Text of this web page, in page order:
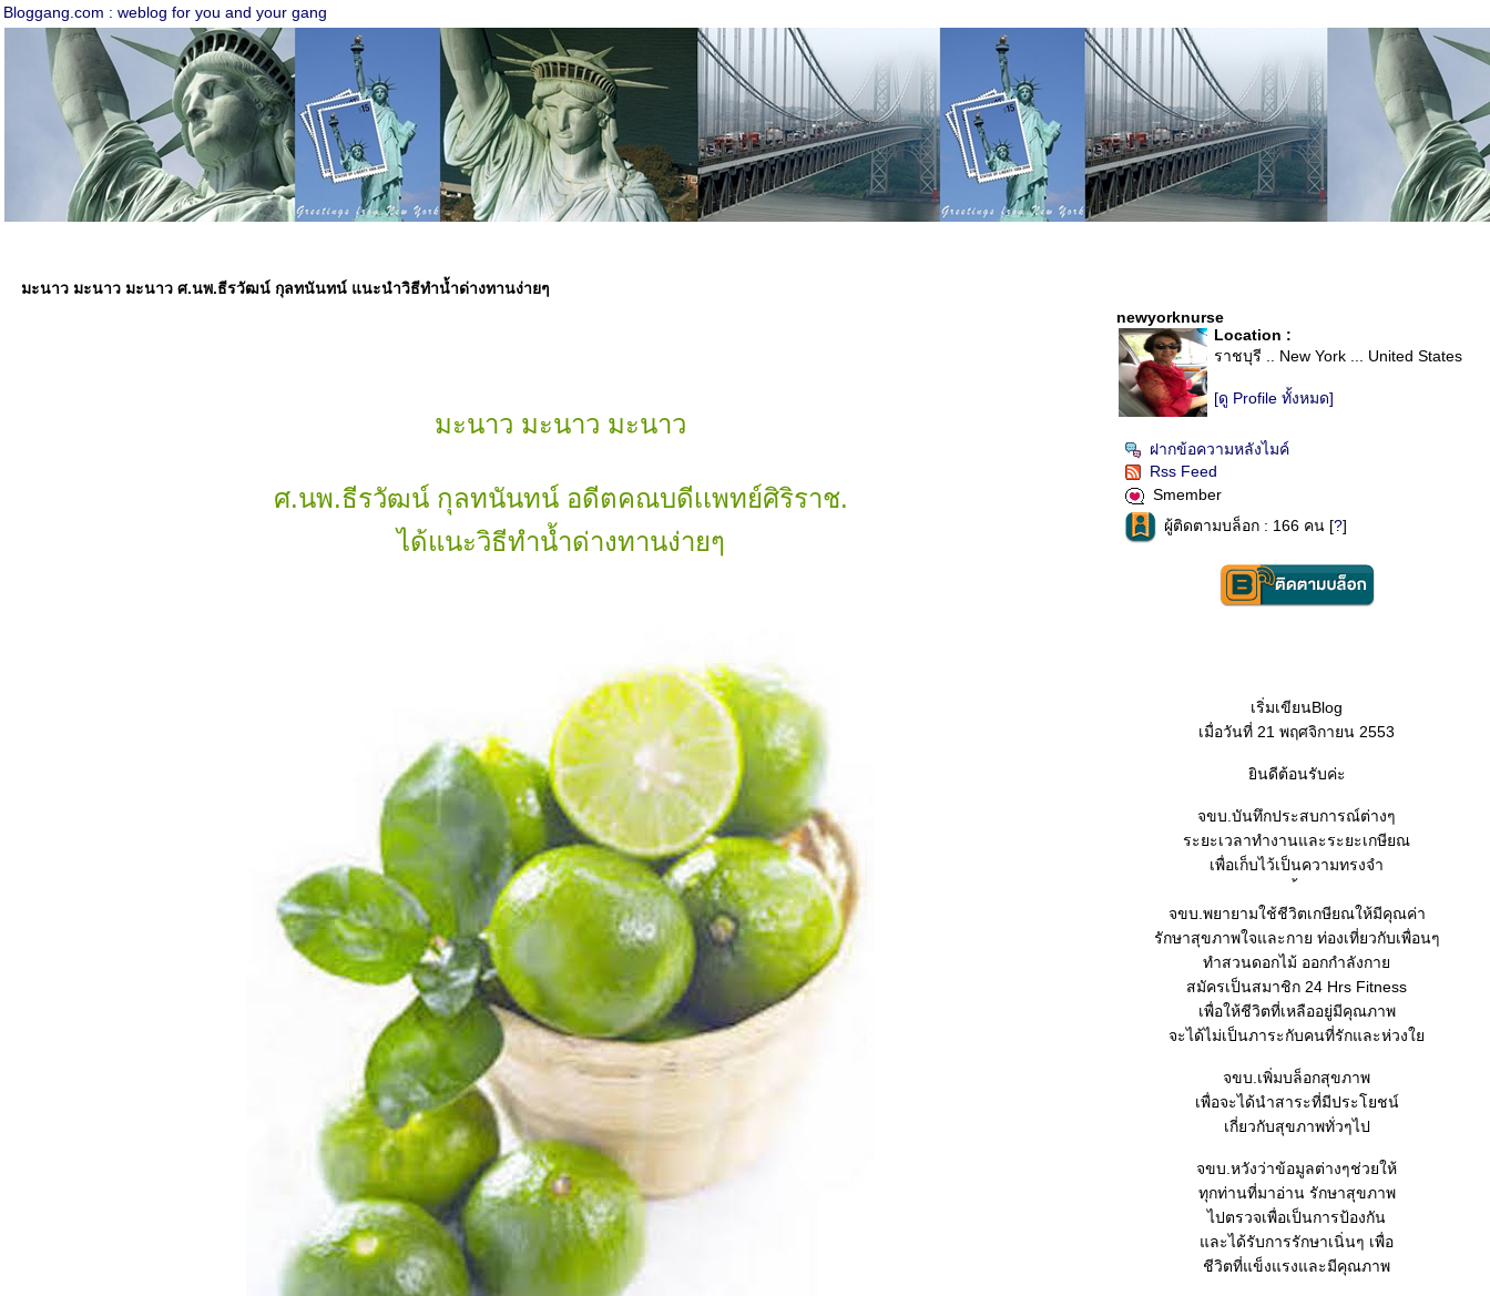
Bloggang.com : weblog for you and your gang
มะนาว มะนาว มะนาว ศ.นพ.ธีรวัฒน์ กุลทนันทน์ แนะนำวิธีทำน้ำด่างทานง่ายๆ
มะนาว มะนาว มะนาว
ศ.นพ.ธีรวัฒน์ กุลทนันทน์ อดีตคณบดีเเพทย์ศิริราช.
ได้แนะวิธีทำน้ำด่างทานง่ายๆ
newyorknurse
Location :
ราชบุรี .. New York ... United States
[ดู Profile ทั้งหมด]
ฝากข้อความหลังไมค์
Rss Feed
Smember
ผู้ติดตามบล็อก : 166 คน [?]
เริ่มเขียนBlog
เมื่อวันที่ 21 พฤศจิกายน 2553
ินดีต้อนรับค่ะ
จขบ.บันทึกประสบการณ์ต่างๆ
ระยะเวลาทำงานและระยะเกษียณ
เพื่อเก็บไว้เป็นความทรงจำ
จขบ.พยายามใช้ชีวิตเกษียณให้มีคุณค่า
รักษาสุขภาพใจและกาย ท่องเที่ยวกับเพื่อนๆ
ทำสวนดอกไม้ ออกกำลังกา
สมัครเป็นสมาชิก 24 Hrs Fitness
เพื่อให้ชีวิตที่เหลืออยู่มีคุณภาพ
จะได้ไม่เป็นภาระกับคนที่รักและห่วง
จขบ.เพิ่มบล็อกสุขภาพ
เพื่อจะได้นำสาระที่มีประโยชน์
เกี่ยวกับสุขภาพทั่วๆไป
จขบ.หวังว่าข้อมูลต่างๆช่วยให้
ทุกท่านที่มาอ่าน รักษาสุขภาพ
ไปตรวจเพื่อเป็นการป้องกัน
ละได้รับการรักษาเนิ่นๆ เพื่อ
ชีวิตที่แข็งแรงและมีคุณภาพ